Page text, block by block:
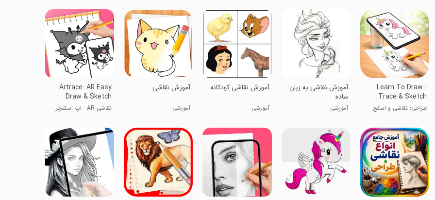
Learn To Draw :
Trace & Sketch
طراحی: نقاشی و اسکچ
آموزش نقاشی به زبان
ساده
آموزشی
آموزش نقاشی کودکانه
آموزشی
آموزش نقاشی
آموزشی
Artrace: AR Easy
Draw & Sketch
نقاشی AR - اپ اسکتچر